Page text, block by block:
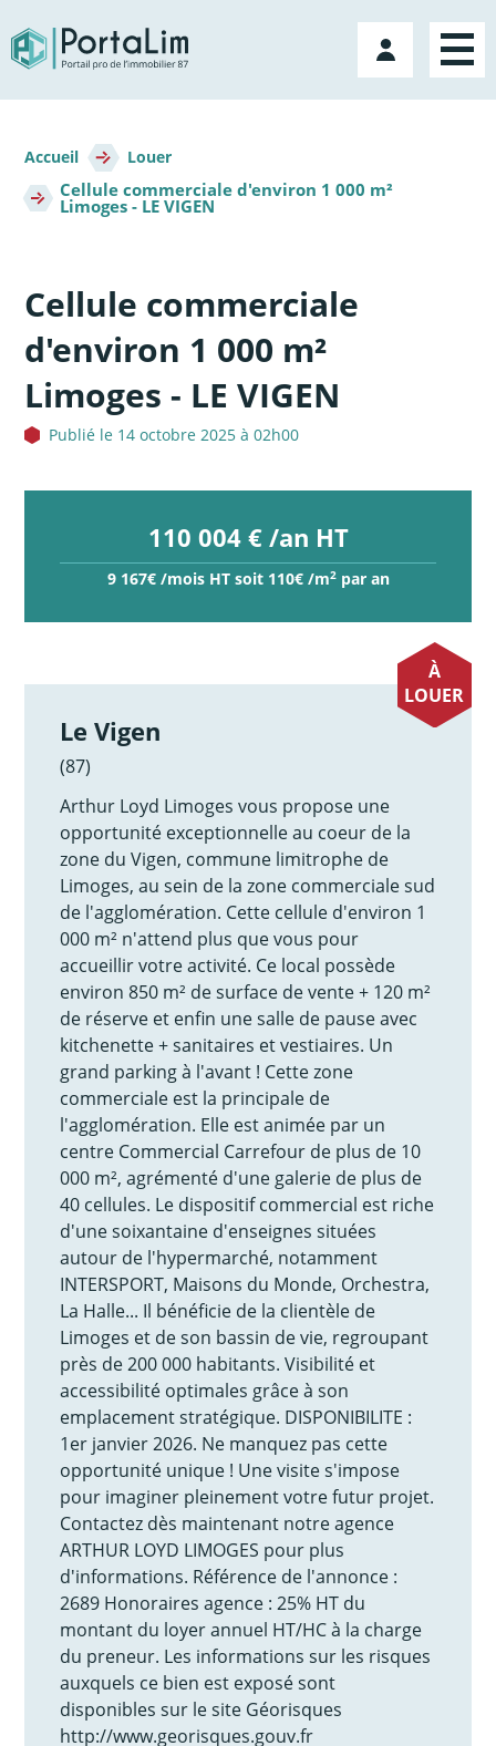
directement
au
contenu
Mon
compte
d'Ariane
Accueil Louer
Cellule commerciale d'environ 1 000 m²
Limoges - LE VIGEN
Cellule commerciale
d'environ 1 000 m²
Limoges - LE VIGEN
Publié le 14 octobre 2025 à 02h00
110 004 € /an HT
9 167€ /mois HT soit 110€ /m2par an
À
LOUER
Le Vigen
(87)
Arthur Loyd Limoges vous propose une
opportunité exceptionnelle au coeur de la
zone du Vigen, commune limitrophe de
Limoges, au sein de la zone commerciale sud
de l'agglomération. Cette cellule d'environ 1
000 m² n'attend plus que vous pour
accueillir votre activité. Ce local possède
environ 850 m² de surface de vente + 120 m²
de réserve et enfin une salle de pause avec
kitchenette + sanitaires et vestiaires. Un
grand parking à l'avant ! Cette zone
commerciale est la principale de
l'agglomération. Elle est animée par un
centre Commercial Carrefour de plus de 10
000 m², agrémenté d'une galerie de plus de
40 cellules. Le dispositif commercial est riche
d'une soixantaine d'enseignes situées
autour de l'hypermarché, notamment
INTERSPORT, Maisons du Monde, Orchestra,
La Halle... Il bénéficie de la clientèle de
Limoges et de son bassin de vie, regroupant
près de 200 000 habitants. Visibilité et
accessibilité optimales grâce à son
emplacement stratégique. DISPONIBILITE :
1er janvier 2026. Ne manquez pas cette
opportunité unique ! Une visite s'impose
pour imaginer pleinement votre futur projet.
Contactez dès maintenant notre agence
ARTHUR LOYD LIMOGES pour plus
d'informations. Référence de l'annonce :
2689 Honoraires agence : 25% HT du
montant du loyer annuel HT/HC à la charge
du preneur. Les informations sur les risques
auxquels ce bien est exposé sont
disponibles sur le site Géorisques
http://www.georisques.gouv.fr